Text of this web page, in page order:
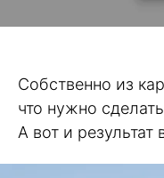
Собственно из
что нужно
А вот и